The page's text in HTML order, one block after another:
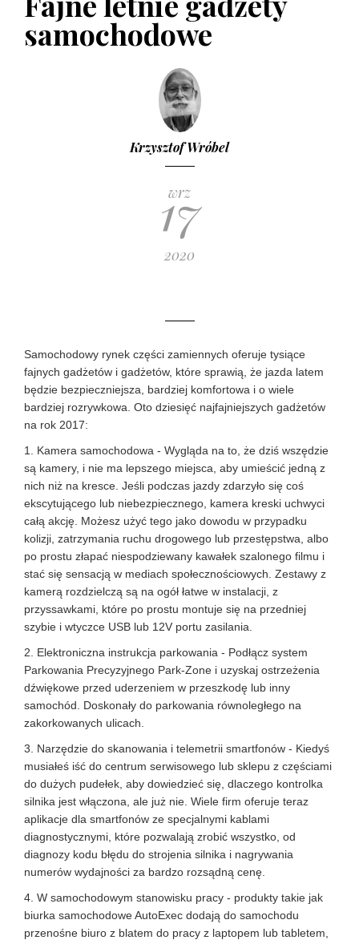
warunkach się sprawdzi
17 LUTEGO 2017
samochodowe
Krzysztof Wróbel
wrz
17
2020
Samochodowy rynek części zamiennych oferuje tysiące
fajnych gadżetów i gadżetów, które sprawią, że jazda latem
będzie bezpieczniejsza, bardziej komfortowa i o wiele
bardziej rozrywkowa. Oto dziesięć najfajniejszych gadżetów
na rok 2017:
1. Kamera samochodowa - Wygląda na to, że dziś wszędzie
są kamery, i nie ma lepszego miejsca, aby umieścić jedną z
nich niż na kresce. Jeśli podczas jazdy zdarzyło się coś
ekscytującego lub niebezpiecznego, kamera kreski uchwyci
całą akcję. Możesz użyć tego jako dowodu w przypadku
kolizji, zatrzymania ruchu drogowego lub przestępstwa, albo
po prostu złapać niespodziewany kawałek szalonego filmu i
stać się sensacją w mediach społecznościowych. Zestawy z
kamerą rozdzielczą są na ogół łatwe w instalacji, z
przyssawkami, które po prostu montuje się na przedniej
szybie i wtyczce USB lub 12V portu zasilania.
2. Elektroniczna instrukcja parkowania - Podłącz system
Parkowania Precyzyjnego Park-Zone i uzyskaj ostrzeżenia
dźwiękowe przed uderzeniem w przeszkodę lub inny
samochód. Doskonały do parkowania równoległego na
zakorkowanych ulicach.
3. Narzędzie do skanowania i telemetrii smartfonów - Kiedyś
musiałeś iść do centrum serwisowego lub sklepu z częściami
do dużych pudełek, aby dowiedzieć się, dlaczego kontrolka
silnika jest włączona, ale już nie. Wiele firm oferuje teraz
aplikacje dla smartfonów ze specjalnymi kablami
diagnostycznymi, które pozwalają zrobić wszystko, od
diagnozy kodu błędu do strojenia silnika i nagrywania
numerów wydajności za bardzo rozsądną cenę.
4. W samochodowym stanowisku pracy - produkty takie jak
biurka samochodowe AutoExec dodają do samochodu
przenośne biuro z blatem do pracy z laptopem lub tabletem,